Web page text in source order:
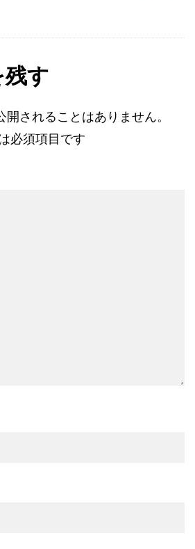
す
されることはありません。
必須項目です